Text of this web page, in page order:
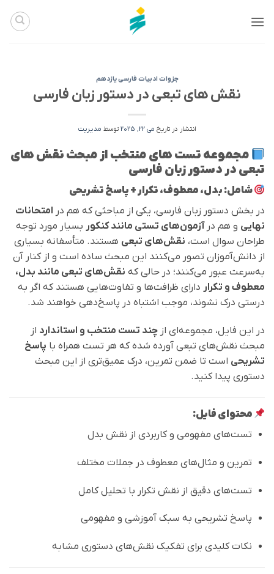
جزوات ادبیات فارسی یازدهم
نقش‌ های تبعی در دستور زبان فارسی
انتشار در تاریخ می 22, 2025 توسط مدیریت
مجموعه تست‌ های منتخب از مبحث نقش‌ های
تبعی در دستور زبان فارسی
شامل: بدل، معطوف، تکرار + پاسخ تشریحی
در بخش دستور زبان فارسی، یکی از مباحثی که هم در امتحانات
نهایی و هم درآزمون‌های تستی مانند کنکور بسیار مورد توجه
طراحان سوال است، نقش‌های تبعی هستند. متأسفانه بسیاری
از دانش‌آموزان تصور می‌کنند این مبحث ساده است و از کنار آن
به‌سرعت عبور می‌کنند؛ در حالی که نقش‌های تبعی مانند بدل،
معطوف و تکرار دارای ظرافت‌ها و تفاوت‌هایی هستند که اگر به
درستی درک نشوند، موجب اشتباه در پاسخ‌دهی خواهند شد.
در این فایل، مجموعه‌ای از چند تست منتخب و استاندارد از
مبحث نقش‌های تبعی آورده شده که هر تست همراه با پاسخ
تشریحی است تا ضمن تمرین، درک عمیق‌تری از این مبحث
دستوری پیدا کنید.
محتوای فایل:
تست‌های مفهومی و کاربردی از نقش بدل
تمرین و مثال‌های معطوف در جملات مختلف
تست‌های دقیق از نقش تکرار با تحلیل کامل
پاسخ تشریحی به سبک آموزشی و مفهومی
نکات کلیدی برای تفکیک نقش‌های دستوری مشابه